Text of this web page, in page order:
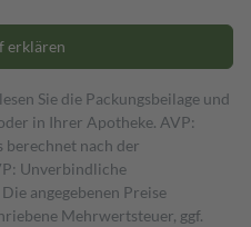
erklären
Sie die Packungsbeilage und
in Ihrer Apotheke. AVP:
nach der
Unverbindliche
angegebenen Preise
Mehrwertsteuer, ggf.